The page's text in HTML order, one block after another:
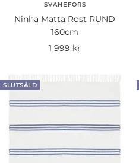
SVANEFORS
Ninha Matta Rost RUND
160cm
Rea-
1 999 kr
SLUTSÅLD